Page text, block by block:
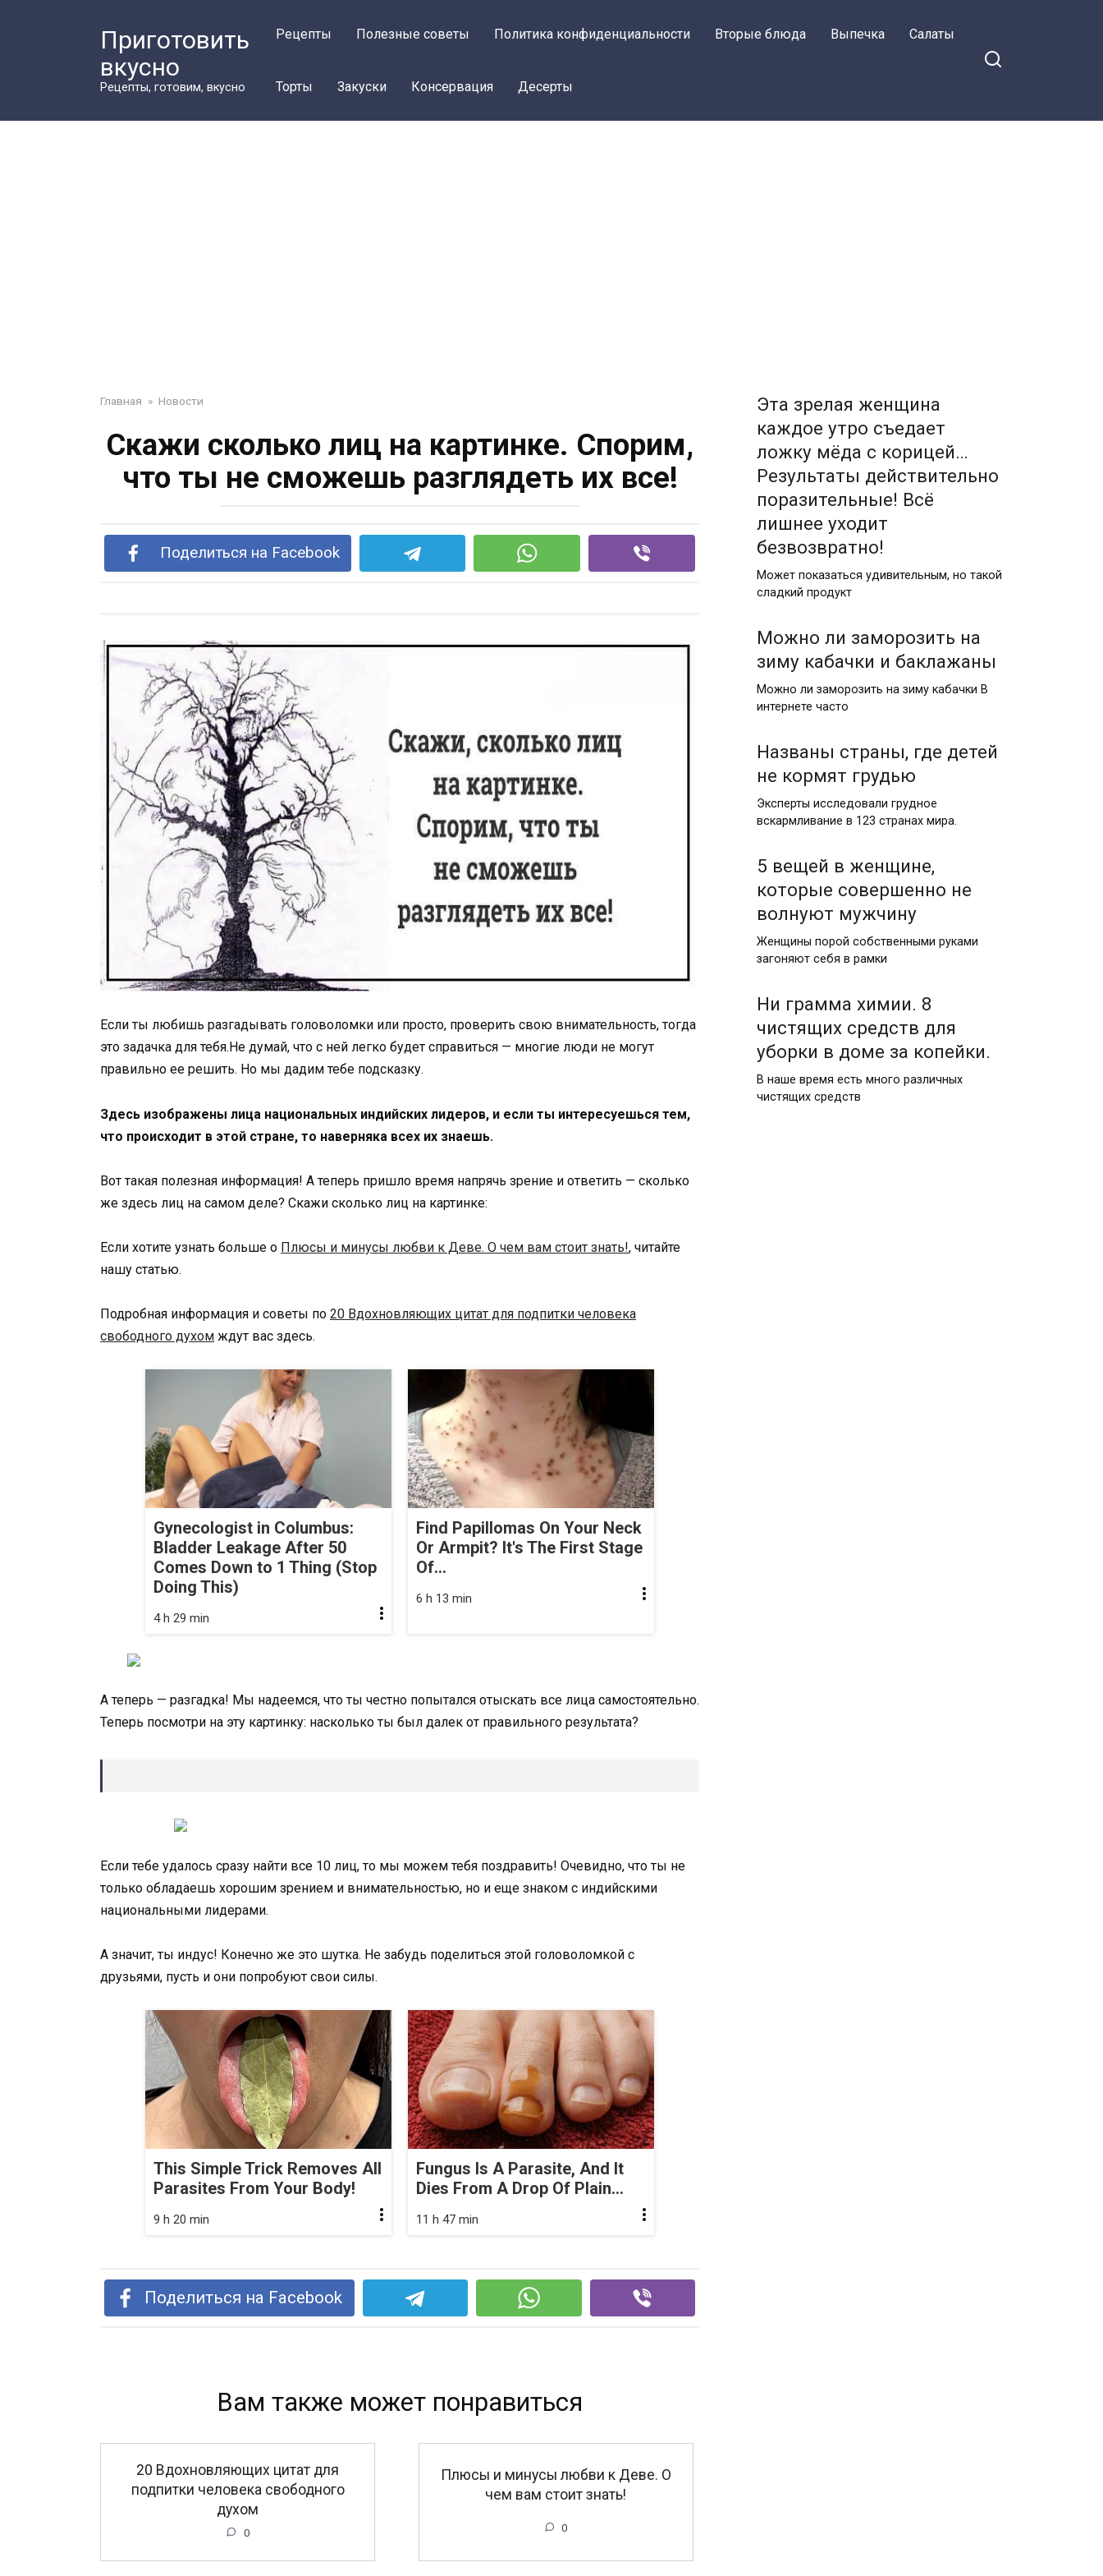
Приготовить
вкусно
Рецепты, готовим, вкусно
Рецепты Полезные советы Политика конфиденциальности Вторые блюда Выпечка Салаты
Торты Закуски Консервация Десерты
Главная » Новости
Скажи сколько лиц на картинке. Спорим,
что ты не сможешь разглядеть их все!
Поделиться на Facebook
Если ты любишь разгадывать головоломки или просто, проверить свою внимательность, тогда
это задачка для тебя.Не думай, что с ней легко будет справиться — многие люди не могут
правильно ее решить. Но мы дадим тебе подсказку.
Здесь изображены лица национальных индийских лидеров, и если ты интересуешься тем,
что происходит в этой стране, то наверняка всех их знаешь.
Вот такая полезная информация! А теперь пришло время напрячь зрение и ответить — сколько
же здесь лиц на самом деле? Скажи сколько лиц на картинке:
Если хотите узнать больше о Плюсы и минусы любви к Деве. О чем вам стоит знать!, читайте
нашу статью.
Подробная информация и советы по 20 Вдохновляющих цитат для подпитки человека
свободного духом ждут вас здесь.
Gynecologist in Columbus:
Bladder Leakage After 50
Comes Down to 1 Thing (Stop
Doing This)
4 h 29 min
Find Papillomas On Your Neck
Or Armpit? It's The First Stage
Of...
6 h 13 min
А теперь — разгадка! Мы надеемся, что ты честно попытался отыскать все лица самостоятельно.
Теперь посмотри на эту картинку: насколько ты был далек от правильного результата?
Если тебе удалось сразу найти все 10 лиц, то мы можем тебя поздравить! Очевидно, что ты не
только обладаешь хорошим зрением и внимательностью, но и еще знаком с индийскими
национальными лидерами.
А значит, ты индус! Конечно же это шутка. Не забудь поделиться этой головоломкой с
друзьями, пусть и они попробуют свои силы.
This Simple Trick Removes All
Parasites From Your Body!
9 h 20 min
Fungus Is A Parasite, And It
Dies From A Drop Of Plain...
11 h 47 min
Поделиться на Facebook
Вам также может понравиться
20 Вдохновляющих цитат для
подпитки человека свободного
духом
0
Плюсы и минусы любви к Деве. О
чем вам стоит знать!
0
Эта зрелая женщина
каждое утро съедает
ложку мёда с корицей…
Результаты действительно
поразительные! Всё
лишнее уходит
безвозвратно!
Может показаться удивительным, но такой
сладкий продукт
Можно ли заморозить на
зиму кабачки и баклажаны
Можно ли заморозить на зиму кабачки В
интернете часто
Названы страны, где детей
не кормят грудью
Эксперты исследовали грудное
вскармливание в 123 странах мира.
5 вещей в женщине,
которые совершенно не
волнуют мужчину
Женщины порой собственными руками
загоняют себя в рамки
Ни грамма химии. 8
чистящих средств для
уборки в доме за копейки.
В наше время есть много различных
чистящих средств